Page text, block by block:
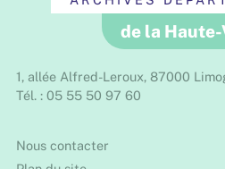
de la
1, allée Alfred-Leroux, 87000
Tél. : 05 55 50 97 60
Nous contacter